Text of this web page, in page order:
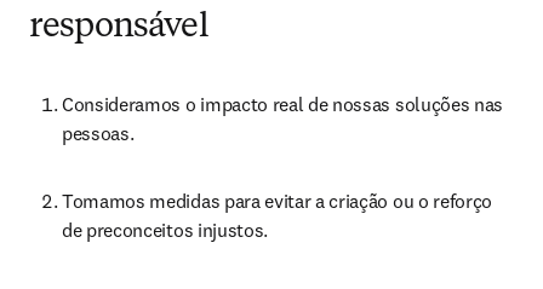
responsável
Consideramos o impacto real de nossas soluções nas
pessoas.
Tomamos medidas para evitar a criação ou o reforço
de preconceitos injustos.